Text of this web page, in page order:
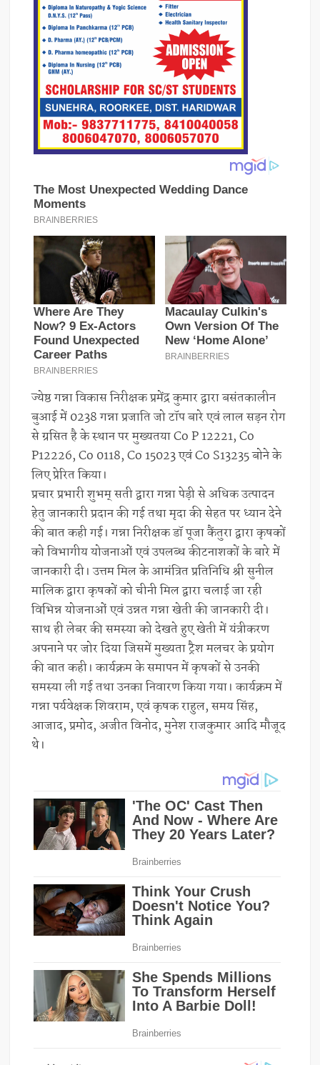
ज्येष्ठ गन्ना विकास निरीक्षक प्रमेंद्र कुमार द्वारा बसंतकालीन
बुआई में 0238 गन्ना प्रजाति जो टॉप बारे एवं लाल सड़न रोग
से ग्रसित है के स्थान पर मुख्यतया Co P 12221, Co
P12226, Co 0118, Co 15023 एवं Co S13235 बोने के
लिए प्रेरित किया।
प्रचार प्रभारी शुभम् सती द्वारा गन्ना पेड़ी से अधिक उत्पादन
हेतु जानकारी प्रदान की गई तथा मृदा की सेहत पर ध्यान देने
की बात कही गई। गन्ना निरीक्षक डॉ पूजा कैंतुरा द्वारा कृषकों
को विभागीय योजनाओं एवं उपलब्ध कीटनाशकों के बारे में
जानकारी दी। उत्तम मिल के आमंत्रित प्रतिनिधि श्री सुनील
मालिक द्वारा कृषकों को चीनी मिल द्वारा चलाई जा रही
विभिन्न योजनाओं एवं उन्नत गन्ना खेती की जानकारी दी।
साथ ही लेबर की समस्या को देखते हुए खेती में यंत्रीकरण
अपनाने पर जोर दिया जिसमें मुख्यता ट्रैश मलचर के प्रयोग
की बात कही। कार्यक्रम के समापन में कृषकों से उनकी
समस्या ली गई तथा उनका निवारण किया गया। कार्यक्रम में
गन्ना पर्यवेक्षक शिवराम, एवं कृषक राहुल, समय सिंह,
आजाद, प्रमोद, अजीत विनोद, मुनेश राजकुमार आदि मौजूद
थे।